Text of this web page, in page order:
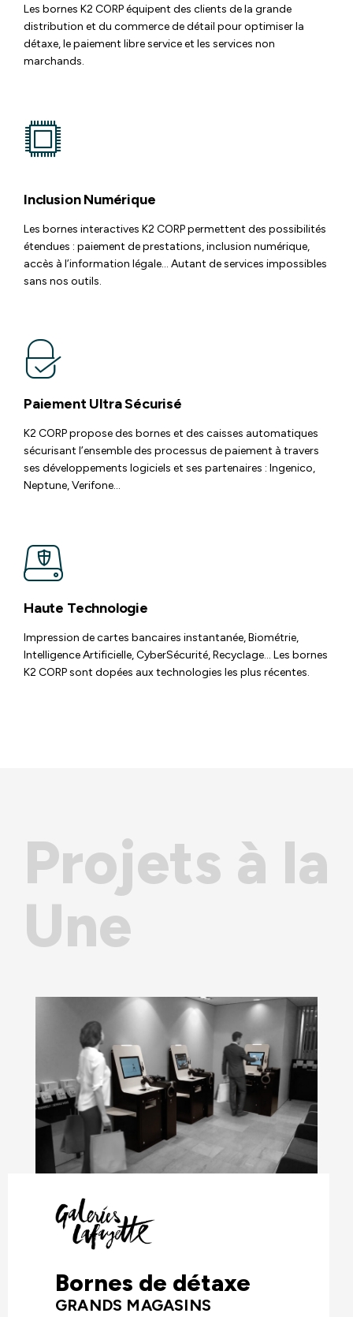
Les bornes K2 CORP équipent des clients de la grande
distribution et du commerce de détail pour optimiser la
détaxe, le paiement libre service et les services non
marchands.
Inclusion Numérique
Les bornes interactives K2 CORP permettent des possibilités
étendues : paiement de prestations, inclusion numérique,
accès à l’information légale… Autant de services impossibles
sans nos outils.
Paiement Ultra Sécurisé
K2 CORP propose des bornes et des caisses automatiques
sécurisant l’ensemble des processus de paiement à travers
ses développements logiciels et ses partenaires : Ingenico,
Neptune, Verifone…
Haute Technologie
Impression de cartes bancaires instantanée, Biométrie,
Intelligence Artificielle, CyberSécurité, Recyclage… Les bornes
K2 CORP sont dopées aux technologies les plus récentes.
Projets à la
Une
Bornes de détaxe
GRANDS MAGASINS